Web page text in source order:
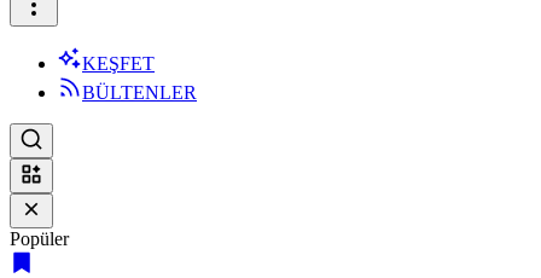
KEŞFET
BÜLTENLER
Popüler